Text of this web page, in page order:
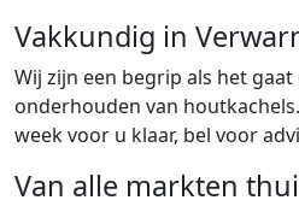
Vakkundig in
Wij zijn een begrip als het
onderhouden van
week voor u klaar, bel voor
Van alle markten